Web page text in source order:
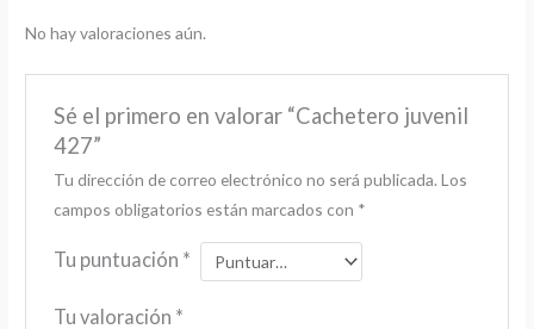
No hay valoraciones aún.
Sé el primero en valorar “Cachetero juvenil
427”
Tu dirección de correo electrónico no será publicada. Los
campos obligatorios están marcados con *
Tu puntuación *
Tu valoración *